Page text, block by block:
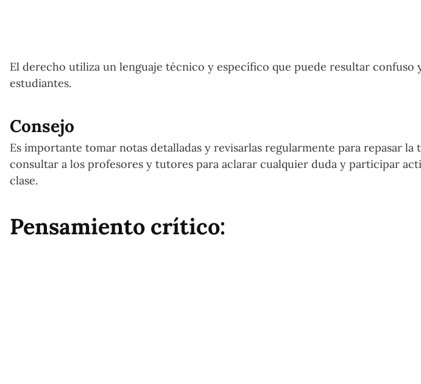
El derecho utiliza un lenguaje técnico y específico que puede resultar
estudiantes.
Consejo
Es importante tomar notas detalladas y revisarlas regularmente para repasar
consultar a los profesores y tutores para aclarar cualquier duda y participar
clase.
Pensamiento crítico: